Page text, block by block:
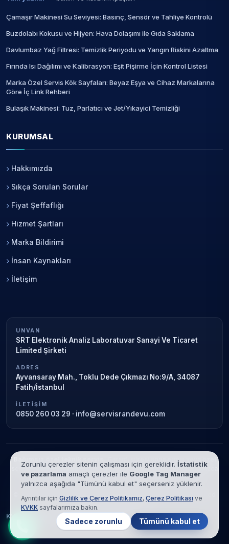
Çamaşır Makinesi Su Seviyesi: Basınç, Sensör ve Tahliye Kontrolü
Buzdolabı Kokusu ve Hijyen: Hava Dolaşımı ile Gıda Saklama
Davlumbaz Yağ Filtresi: Temizlik Periyodu ve Yangın Riskini Azaltma
Fırında Isı Dağılımı ve Kalibrasyon: Eşit Pişirme İçin Kontrol Listesi
Marka Özel Servis Kök Sayfaları: Beyaz Eşya ve Cihaz Markalarına
Göre İç Link Rehberi
Bulaşık Makinesi: Tuz, Parlatıcı ve Jet/Yıkayici Temizliği
KURUMSAL
Hakkımızda
Sıkça Sorulan Sorular
Fiyat Şeffaflığı
Hizmet Şartları
Marka Bildirimi
İnsan Kaynakları
İletişim
UNVAN
SRT Elektronik Analiz Laboratuvar Sanayi Ve Ticaret
Limited Şirketi
ADRES
Ayvansaray Mah., Toklu Dede Çıkmazı No:9/A, 34087
Fatih/İstanbul
İLETIŞIM
0850 260 03 29 · info@servisrandevu.com
Garanti süresi sona ermiş veya özel
servis kapsamındaki cihazlar için hizmet verilir. Marka adları yalnızca
tanımlama amaçlıdır; yetkili servis ilişkisi bulunmamaktadır.
© 2026 SRT Elektronik Analiz Laboratuvar Sanayi Ve Ticaret Limited
Şirketi. Tüm hakları saklıdır.
KVKK
Çerez Politikası Hizmet Şartları
Zorunlu çerezler sitenin çalışması için gereklidir. İstatistik
ve pazarlama amaçlı çerezler ile Google Tag Manager
yalnızca aşağıda "Tümünü kabul et" seçerseniz yüklenir.
Ayrıntılar için Gizlilik ve Çerez Politikamız, Çerez Politikası ve
KVKK sayfalarımıza bakın.
Sadece zorunlu Tümünü kabul et